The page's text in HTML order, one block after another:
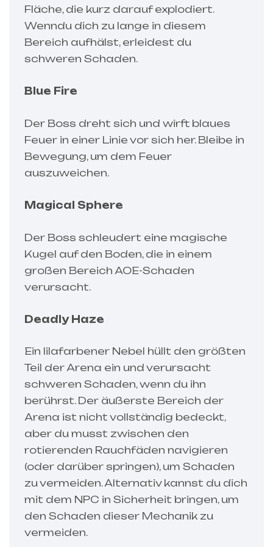
Fläche, die kurz darauf explodiert.
Wenndu dich zu lange in diesem
Bereich aufhälst, erleidest du
schweren Schaden.
Blue Fire
Der Boss dreht sich und wirft blaues
Feuer in einer Linie vor sich her. Bleibe in
Bewegung, um dem Feuer
auszuweichen.
Magical Sphere
Der Boss schleudert eine magische
Kugel auf den Boden, die in einem
großen Bereich AOE-Schaden
verursacht.
Deadly Haze
Ein lilafarbener Nebel hüllt den größten
Teil der Arena ein und verursacht
schweren Schaden, wenn du ihn
berührst. Der äußerste Bereich der
Arena ist nicht vollständig bedeckt,
aber du musst zwischen den
rotierenden Rauchfäden navigieren
(oder darüber springen), um Schaden
zu vermeiden. Alternativ kannst du dich
mit dem NPC in Sicherheit bringen, um
den Schaden dieser Mechanik zu
vermeiden.